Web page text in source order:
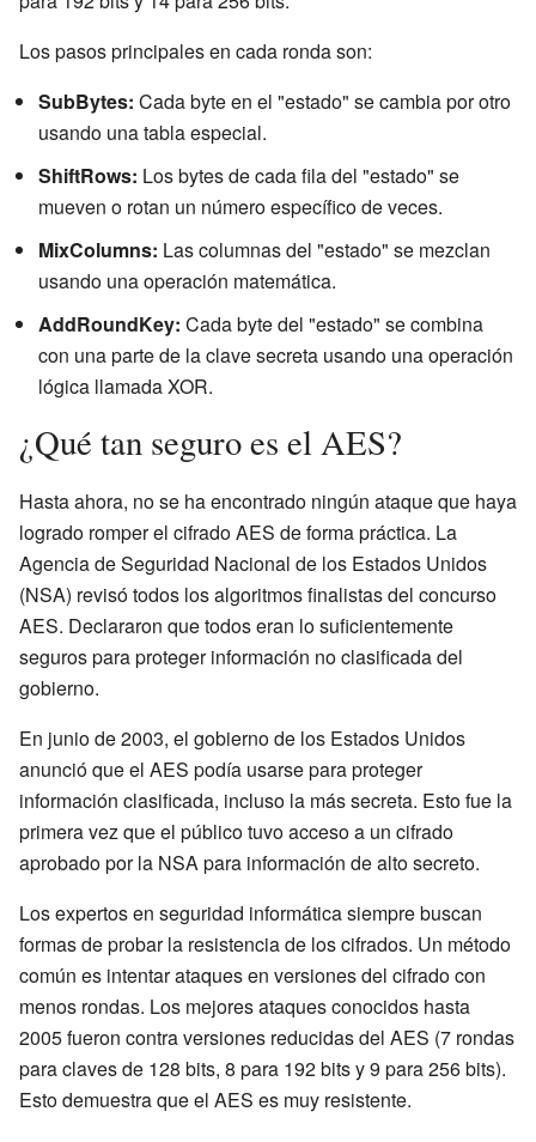
Los pasos principales en cada ronda son:
SubBytes: Cada byte en el "estado" se cambia por otro
usando una tabla especial.
ShiftRows: Los bytes de cada fila del "estado" se
mueven o rotan un número específico de veces.
MixColumns: Las columnas del "estado" se mezclan
usando una operación matemática.
AddRoundKey: Cada byte del "estado" se combina
con una parte de la clave secreta usando una operación
lógica llamada XOR.
¿Qué tan seguro es el AES?
Hasta ahora, no se ha encontrado ningún ataque que haya
logrado romper el cifrado AES de forma práctica. La
Agencia de Seguridad Nacional de los Estados Unidos
(NSA) revisó todos los algoritmos finalistas del concurso
AES. Declararon que todos eran lo suficientemente
seguros para proteger información no clasificada del
gobierno.
En junio de 2003, el gobierno de los Estados Unidos
anunció que el AES podía usarse para proteger
información clasificada, incluso la más secreta. Esto fue la
primera vez que el público tuvo acceso a un cifrado
aprobado por la NSA para información de alto secreto.
Los expertos en seguridad informática siempre buscan
formas de probar la resistencia de los cifrados. Un método
común es intentar ataques en versiones del cifrado con
menos rondas. Los mejores ataques conocidos hasta
2005 fueron contra versiones reducidas del AES (7 rondas
para claves de 128 bits, 8 para 192 bits y 9 para 256 bits).
Esto demuestra que el AES es muy resistente.